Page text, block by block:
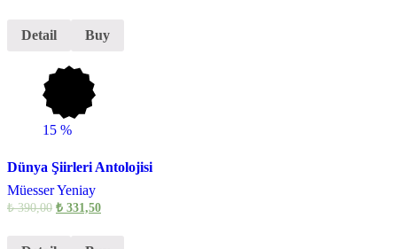
Detail Buy
15 %
Dünya Şiirleri Antolojisi
Müesser Yeniay
₺390,00 ₺ 331,50